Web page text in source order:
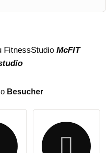
FitnessStudio McFIT
Besucher